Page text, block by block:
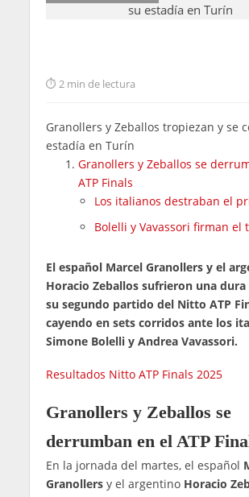
2 min de lectura
Granollers y Zeballos tropiezan y se
estadía en Turín
Granollers y Zeballos se
ATP Finals
Los italianos destraban el
Bolelli y Vavassori firman el
El español Marcel Granollers y el
Horacio Zeballos sufrieron una
su segundo partido del Nitto ATP
cayendo en sets corridos ante los
Simone Bolelli y Andrea Vavassori.
Resultados Nitto ATP Finals 2025
Granollers y Zeballos se
derrumban en el ATP
En la jornada del martes, el español
Granollersy el argentino Horacio